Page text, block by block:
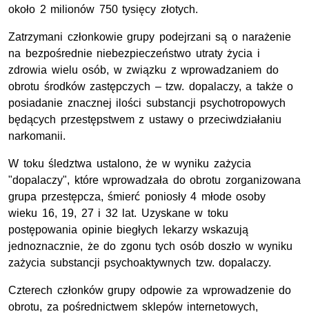
około 2 milionów 750 tysięcy złotych.
Zatrzymani członkowie grupy podejrzani są o narażenie
na bezpośrednie niebezpieczeństwo utraty życia i
zdrowia wielu osób, w związku z wprowadzaniem do
obrotu środków zastępczych – tzw. dopalaczy, a także o
posiadanie znacznej ilości substancji psychotropowych
będących przestępstwem z ustawy o przeciwdziałaniu
narkomanii.
W toku śledztwa ustalono, że w wyniku zażycia
"dopalaczy", które wprowadzała do obrotu zorganizowana
grupa przestępcza, śmierć poniosły 4 młode osoby
wieku 16, 19, 27 i 32 lat. Uzyskane w toku
postępowania opinie biegłych lekarzy wskazują
jednoznacznie, że do zgonu tych osób doszło w wyniku
zażycia substancji psychoaktywnych tzw. dopalaczy.
Czterech członków grupy odpowie za wprowadzenie do
obrotu, za pośrednictwem sklepów internetowych,